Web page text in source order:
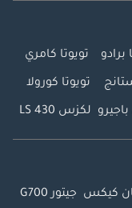
برادو تويوتا كامري
تويوتا كورولا
لكزس LS 430
كيكس جيتور G700